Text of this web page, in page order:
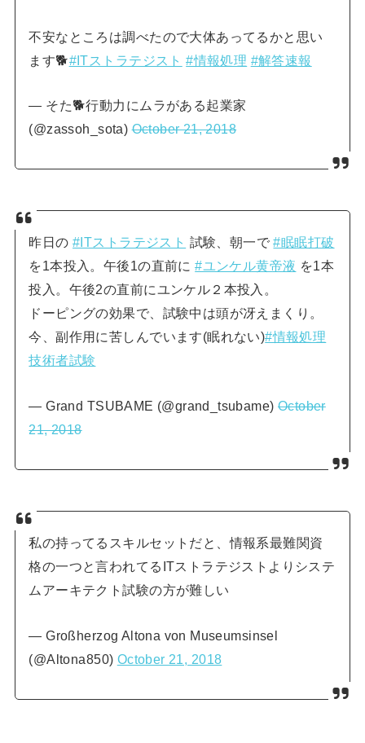
不安なところは調べたので大体あってるかと思い
ます🐕#ITストラテジスト #情報処理 #解答速報
— そた🐕行動力にムラがある起業家
(@zassoh_sota)October 21, 2018
昨日の#ITストラテジスト 試験、朝一で#眠眠打破
を1本投入。午後1の直前に#ユンケル黄帝液 を1本
投入。午後2の直前にユンケル２本投入。
ドーピングの効果で、試験中は頭が冴えまくり。
今、副作用に苦しんでいます(眠れない)#情報処理
技術者試験
— Grand TSUBAME (@grand_tsubame) October
21, 2018
私の持ってるスキルセットだと、情報系最難関資
格の一つと言われてるITストラテジストよりシステ
ムアーキテクト試験の方が難しい
— Großherzog Altona von Museumsinsel
(@Altona850) October 21, 2018